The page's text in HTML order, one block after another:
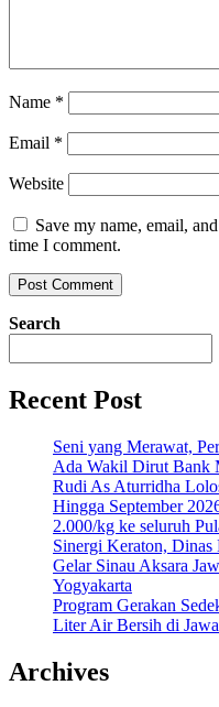
Name *
Email *
Website
Save my name, email,
time I comment.
Search
Recent Post
Seni yang Merawat,
Ada Wakil Dirut Bank
Rudi As Aturridha
Hingga September
2.000/kg ke seluruh
Sinergi Keraton, Dinas
Gelar Sinau Aksara
Yogyakarta
Program Gerakan
Liter Air Bersih di
Archives